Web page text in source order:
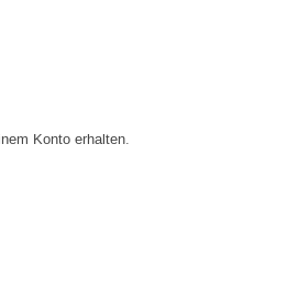
Konto erhalten.